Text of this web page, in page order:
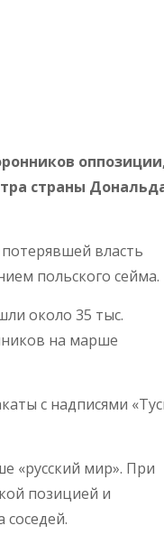
страны
власть
польского сейма.
около 35 тыс.
на марше
с надписями
«русский мир». При
позицией и